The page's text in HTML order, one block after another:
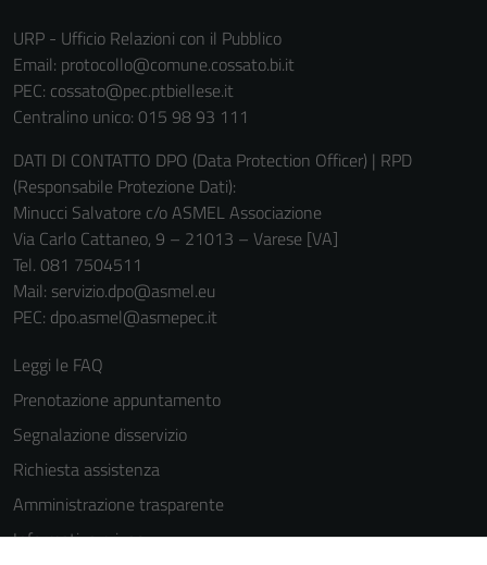
URP - Ufficio Relazioni con il Pubblico
Email: protocollo@comune.cossato.bi.it
PEC: cossato@pec.ptbiellese.it
Centralino unico: 015 98 93 111
DATI DI CONTATTO DPO (Data Protection Officer) | RPD
(Responsabile Protezione Dati):
Minucci Salvatore c/o ASMEL Associazione
Via Carlo Cattaneo, 9 – 21013 – Varese [VA]
Tel. 081 7504511
Mail: servizio.dpo@asmel.eu
PEC: dpo.asmel@asmepec.it
Leggi le FAQ
Prenotazione appuntamento
Segnalazione disservizio
Richiesta assistenza
Amministrazione trasparente
Informativa privacy